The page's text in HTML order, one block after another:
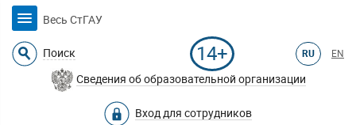
Весь СтГАУ
Поиск 14+ RU EN
Сведения об образовательной организации
Вход для сотрудников